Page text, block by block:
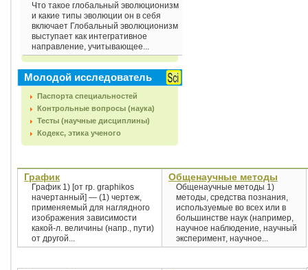
Что такое глобальный эволюционизм
и какие типы эволюции он в себя
включает Глобальный эволюционизм
выступает как интегративное
направление, учитывающее...
Молодой исследователь
Паспорта специальностей
Контрольные вопросы (наука)
Тесты (научные дисциплины)
Кодекс, этика ученого
График
График 1) [от гр. graphikos
начертанный] — (1) чертеж,
применяемый для наглядного
изображения зависимости
какой-л. величины (напр., пути)
от другой...
Общенаучные методы
Общенаучные методы 1)
методы, средства познания,
используемые во всех или в
большинстве наук (например,
научное наблюдение, научный
эксперимент, научное...